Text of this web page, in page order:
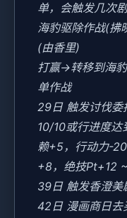
单，会触发几次剧
海豹驱除作战(拂
(由香里)
打赢→转移到海
单作战
29日 触发讨伐委
10/10或行进度
赖+5，行动力-
+8，绝技Pt+12 ~
39日 触发香澄美
42日 漫画商日去